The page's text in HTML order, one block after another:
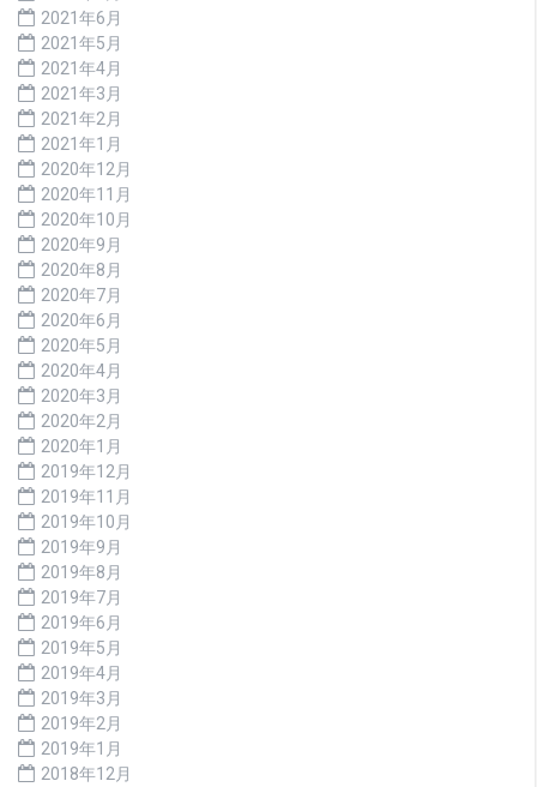
2021年6月
2021年5月
2021年4月
2021年3月
2021年2月
2021年1月
2020年12月
2020年11月
2020年10月
2020年9月
2020年8月
2020年7月
2020年6月
2020年5月
2020年4月
2020年3月
2020年2月
2020年1月
2019年12月
2019年11月
2019年10月
2019年9月
2019年8月
2019年7月
2019年6月
2019年5月
2019年4月
2019年3月
2019年2月
2019年1月
2018年12月